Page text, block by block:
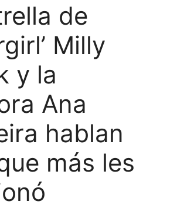
de
Milly
y la
Ana
hablan
más les